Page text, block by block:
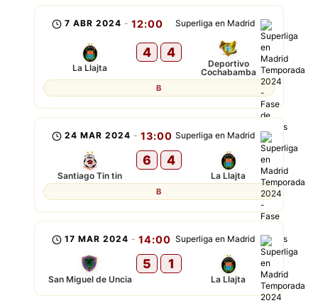
Superliga en Madrid
7 ABR 2024 - 12:00
La Llajta
4 4
Deportivo
Cochabamba
B
Superliga en Madrid
24 MAR 2024 - 13:00
Santiago Tin tin
6 4
La Llajta
B
Superliga en Madrid
17 MAR 2024 - 14:00
San Miguel de Uncia
5 1
La Llajta